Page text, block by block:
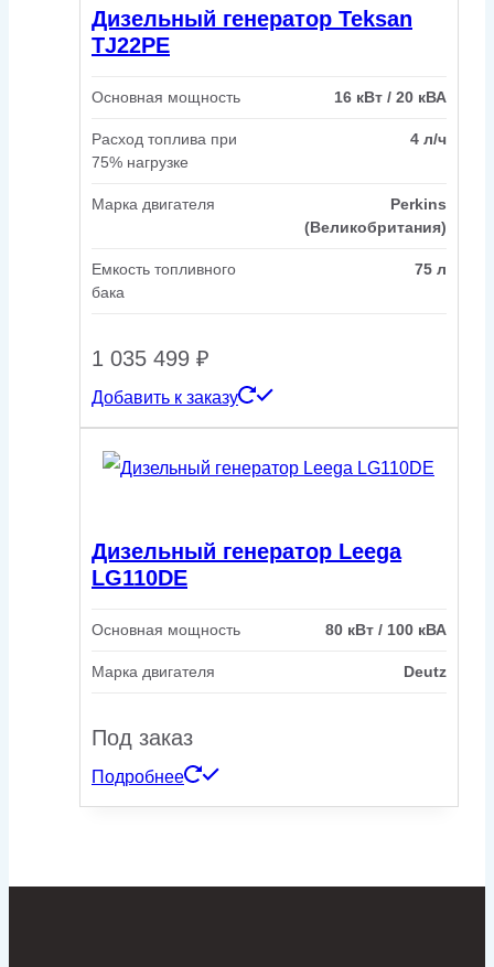
Дизельный генератор Teksan
TJ22PE
Основная мощность 16 кВт / 20 кВА
Расход топлива при
75% нагрузке
4 л/ч
Марка двигателя
Perkins
(Великобритания)
Емкость топливного
бака
75 л
1 035 499 ₽
Добавить к заказу
Дизельный генератор Leega
LG110DE
Основная мощность 80 кВт / 100 кВА
Марка двигателя Deutz
Под заказ
Подробнее